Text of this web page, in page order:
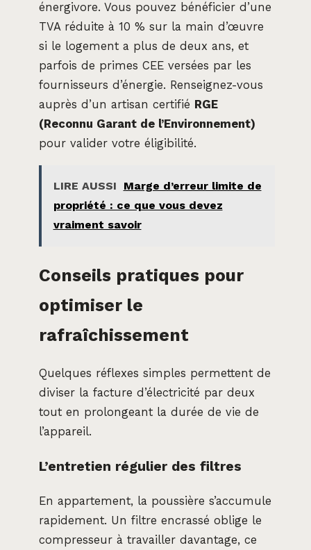
énergivore. Vous pouvez bénéficier d’une
TVA réduite à 10 % sur la main d’œuvre
si le logement a plus de deux ans, et
parfois de primes CEE versées par les
fournisseurs d’énergie. Renseignez-vous
auprès d’un artisan certifié RGE
(Reconnu Garant de l’Environnement)
pour valider votre éligibilité.
LIRE AUSSI
Marge d’erreur limite de
propriété : ce que vous devez
vraiment savoir
Conseils pratiques pour
optimiser le
rafraîchissement
Quelques réflexes simples permettent de
diviser la facture d’électricité par deux
tout en prolongeant la durée de vie de
l’appareil.
L’entretien régulier des filtres
En appartement, la poussière s’accumule
rapidement. Un filtre encrassé oblige le
compresseur à travailler davantage, ce